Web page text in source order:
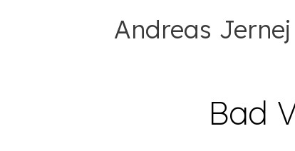
Andreas Jernej
Bad